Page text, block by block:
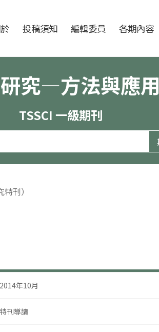
投稿須知 編輯委員 各期內容
究—方法與應用
TSSCI 一級期刊
刊）
2014年10月
特刊導讀